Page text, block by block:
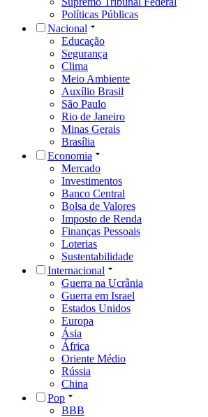
Políticas Públicas
Nacional
Educação
Segurança
Clima
Meio Ambiente
Auxílio Brasil
São Paulo
Rio de Janeiro
Minas Gerais
Brasília
Economia
Mercado
Investimentos
Banco Central
Bolsa de Valores
Imposto de Renda
Finanças Pessoais
Loterias
Sustentabilidade
Internacional
Guerra na Ucrânia
Guerra em Israel
Estados Unidos
Europa
Ásia
África
Oriente Médio
Rússia
China
Pop
BBB